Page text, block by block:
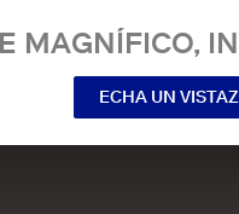
MAGNÍFICO,
ECHA UN